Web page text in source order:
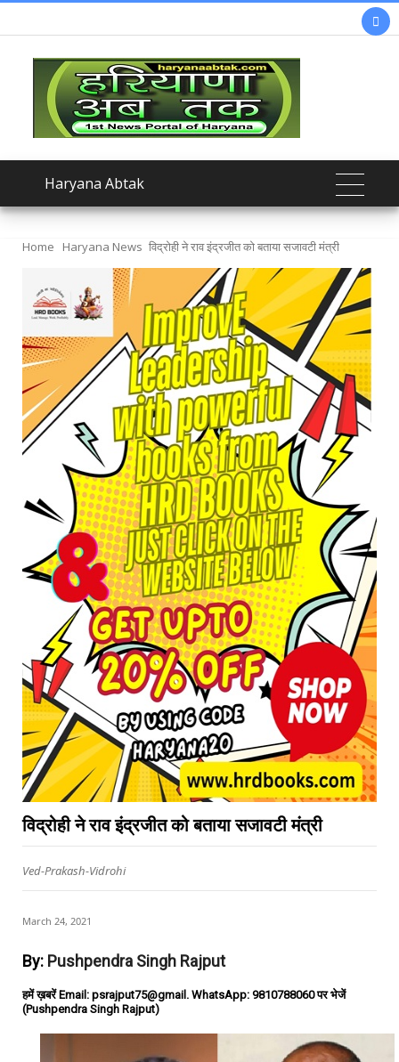

Haryana Abtak
Home Haryana News विद्रोही ने राव इंद्रजीत को बताया सजावटी मंत्री
विद्रोही ने राव इंद्रजीत को बताया सजावटी मंत्री
Ved-Prakash-Vidrohi
March 24, 2021
By: Pushpendra Singh Rajput
हमें ख़बरें Email: psrajput75@gmail. WhatsApp: 9810788060 पर भेजें
(Pushpendra Singh Rajput)